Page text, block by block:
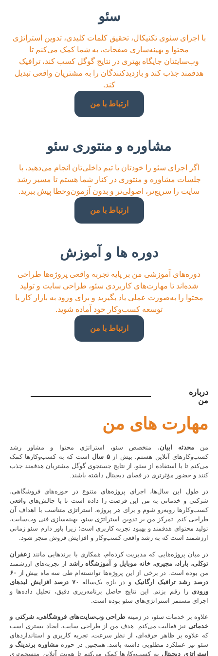
سئو
با اجرای سئوی تکنیکال، تحقیق کلمات کلیدی، تدوین استراتژی
محتوا و بهینه‌سازی صفحات، به شما کمک می‌کنم تا
وب‌سایتتان جایگاه بهتری در نتایج گوگل کسب کند، ترافیک
هدفمند جذب کند و بازدیدکنندگان را به مشتریان واقعی تبدیل
کند.
ارتباط با من
مشاوره و منتوری سئو
اگر اجرای سئو را خودتان یا تیم داخلی‌تان انجام می‌دهید، با
جلسات مشاوره و منتوری در کنار شما هستم تا مسیر رشد
سایت را سریع‌تر، اصولی‌تر و بدون آزمون‌وخطا پیش ببرید.
ارتباط با من
دوره ها و آموزش
دوره‌های آموزشی من بر پایه تجربه واقعی پروژه‌ها طراحی
شده‌اند تا مهارت‌های کاربردی سئو، طراحی سایت و تولید
محتوا را به‌صورت عملی یاد بگیرید و برای ورود به بازار کار یا
توسعه کسب‌وکار خود آماده شوید.
ارتباط با من
درباره
من
مهارت های من
من محدثه ابیان، متخصص سئو، استراتژی محتوا و مشاور رشد
کسب‌وکارهای آنلاین هستم. بیش از۵ سال
است که به کسب‌وکارها کمک
می‌کنم تا با استفاده از سئو، از نتایج جستجوی گوگل مشتریان هدفمند جذب
کنند و حضور مؤثرتری در فضای دیجیتال داشته باشند.
در طول این سال‌ها، اجرای پروژه‌های متنوع در حوزه‌های فروشگاهی،
شرکتی و خدماتی به من این فرصت را داده است تا با چالش‌های واقعی
کسب‌وکارها روبه‌رو شوم و برای هر پروژه، استراتژی متناسب با اهداف آن
طراحی کنم. تمرکز من بر تدوین استراتژی سئو، بهینه‌سازی فنی وب‌سایت،
تولید محتوای هدفمند و بهبود تجربه کاربری است؛ زیرا باور دارم سئو زمانی
ارزشمند است که به رشد واقعی کسب‌وکار و افزایش فروش منجر شود.
در میان پروژه‌هایی که مدیریت کرده‌ام، همکاری با برندهایی مانندزعفران
توکلی، باراد، مجیری، خانه موبایل و آموزشگاه راشداز تجربه‌های ارزشمند
من بوده است. در برخی از این پروژه‌ها توانسته‌ام طی سه ماه بیش از۶۰
درصد رشد ترافیک ارگانیکو در بازه یک‌ساله
۷۰ درصد افزایش لیدهای
ورودیرا رقم بزنم. این نتایج حاصل برنامه‌ریزی دقیق، تحلیل داده‌ها و
اجرای مستمر استراتژی‌های سئو بوده است.
علاوه بر خدمات سئو، در زمینهطراحی وب‌سایت‌های فروشگاهی، شرکتی و
خدماتینیز فعالیت می‌کنم. هدف من از طراحی سایت، ایجاد بستری است
که علاوه بر ظاهر حرفه‌ای، از نظر سرعت، تجربه کاربری و استانداردهای
سئو نیز عملکرد مطلوبی داشته باشد. همچنین در حوزهمشاوره برندینگ و
استراتژی دیجیتالبه کسب‌وکارها کمک می‌کنم تا هویت آنلاین منسجم‌تری